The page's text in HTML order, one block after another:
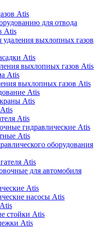
Atis
для отвода
Atis
удаления выхлопных газов
Atis
выхлопных газов Atis
Atis
выхлопных газов Atis
Atis
Atis
Atis
гидравлические Atis
Atis
оборудования
Atis
для автомобиля
Atis
насосы Atis
стойки Atis
Atis